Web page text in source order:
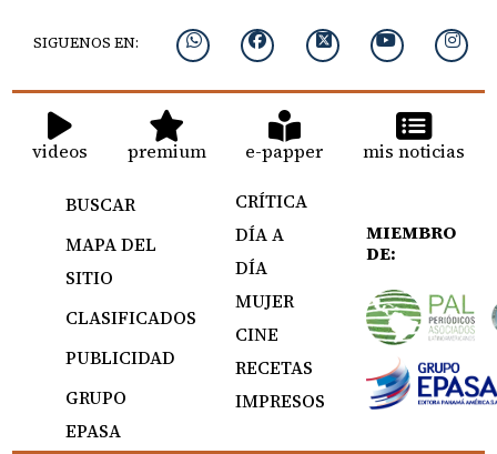
SIGUENOS EN:
videos premium e-papper mis noticias
BUSCAR
MAPA DEL
SITIO
CLASIFICADOS
PUBLICIDAD
GRUPO
EPASA
CRÍTICA
DÍA A
DÍA
MUJER
CINE
RECETAS
IMPRESOS
MIEMBRO
DE: